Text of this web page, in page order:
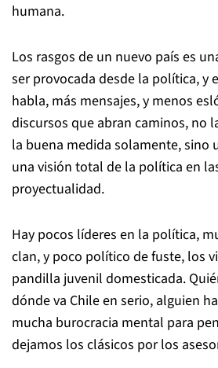
humana.
Los rasgos de un nuevo país es
ser provocada desde la política, y
habla, más mensajes, y menos
discursos que abran caminos, no
la buena medida solamente, sino
una visión total de la política en
proyectualidad.
Hay pocos líderes en la política,
clan, y poco político de fuste, los
pandilla juvenil domesticada.
dónde va Chile en serio, alguien
mucha burocracia mental para
dejamos los clásicos por los